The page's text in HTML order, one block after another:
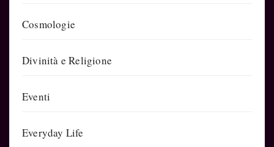
Cosmologie
Divinità e Religione
Eventi
Everyday Life